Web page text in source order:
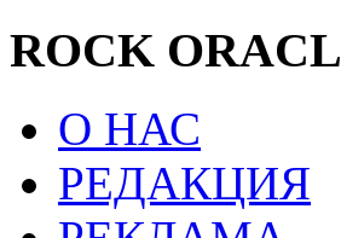
ROCK
О НАС
РЕДАКЦИЯ